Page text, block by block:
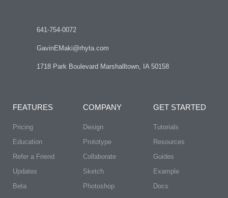
641-754-0072
GavinEMaki@rhyta.com
1718 Park Boulevard Marshalltown, IA 50158
FEATURES
Pricing
Education
Refer a Friend
Updates
Beta
COMPANY
Design
Prototype
Collaborate
Sketch
Photoshop
GET STARTED
Tutorials
Resources
Guides
Example
Docs